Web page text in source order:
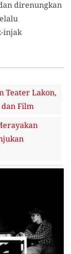
direnungkan
injak
Teater Lakon,
Film